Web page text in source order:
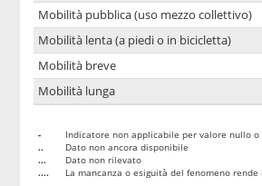
Mobilità pubblica (uso mezzo collettivo)
Mobilità lenta (a piedi o in bicicletta)
Mobilità breve
Mobilità lunga
-
Indicatore non applicabile per valore nullo
..
Dato non ancora disponibile
...
Dato non rilevato
....
La mancanza o esiguità del fenomeno